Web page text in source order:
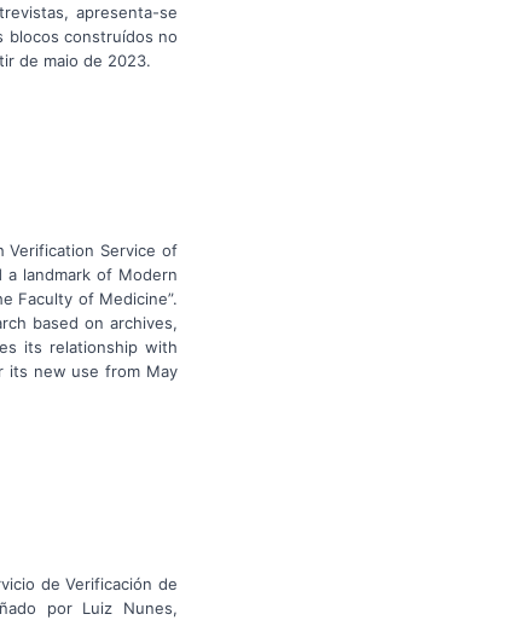
apresenta-se
blocos construídos no
de maio de 2023.
Verification Service of
landmark of Modern
Faculty of Medicine”.
based on archives,
its relationship with
its new use from May
de Verificación de
por Luiz Nunes,